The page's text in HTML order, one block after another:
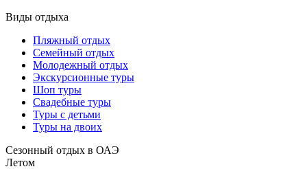
Виды отдыха
Пляжный отдых
Семейный отдых
Молодежный отдых
Экскурсионные туры
Шоп туры
Свадебные туры
Туры с детьми
Туры на двоих
Сезонный отдых в ОАЭ
Летом